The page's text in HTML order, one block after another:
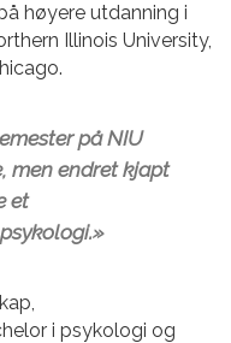
høyere utdanning i
Illinois University,
på NIU
men endret kjapt
et
i psykologi og